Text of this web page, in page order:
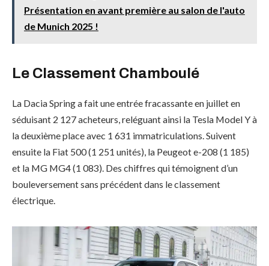
Présentation en avant première au salon de l'auto
de Munich 2025 !
Le Classement Chamboulé
La Dacia Spring a fait une entrée fracassante en juillet en
séduisant 2 127 acheteurs, reléguant ainsi la Tesla Model Y à
la deuxième place avec 1 631 immatriculations. Suivent
ensuite la Fiat 500 (1 251 unités), la Peugeot e-208 (1 185)
et la MG MG4 (1 083). Des chiffres qui témoignent d’un
bouleversement sans précédent dans le classement
électrique.